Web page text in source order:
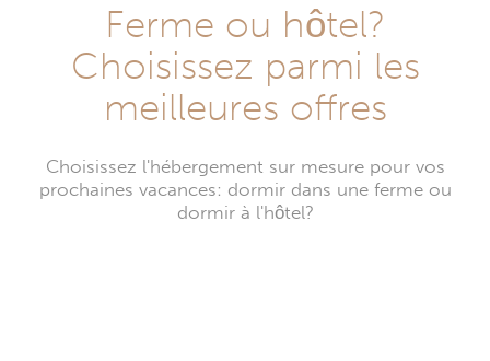
Ferme ou hôtel?
Choisissez parmi les
meilleures offres
Choisissez l'hébergement sur mesure pour vos
prochaines vacances: dormir dans une ferme ou
dormir à l'hôtel?